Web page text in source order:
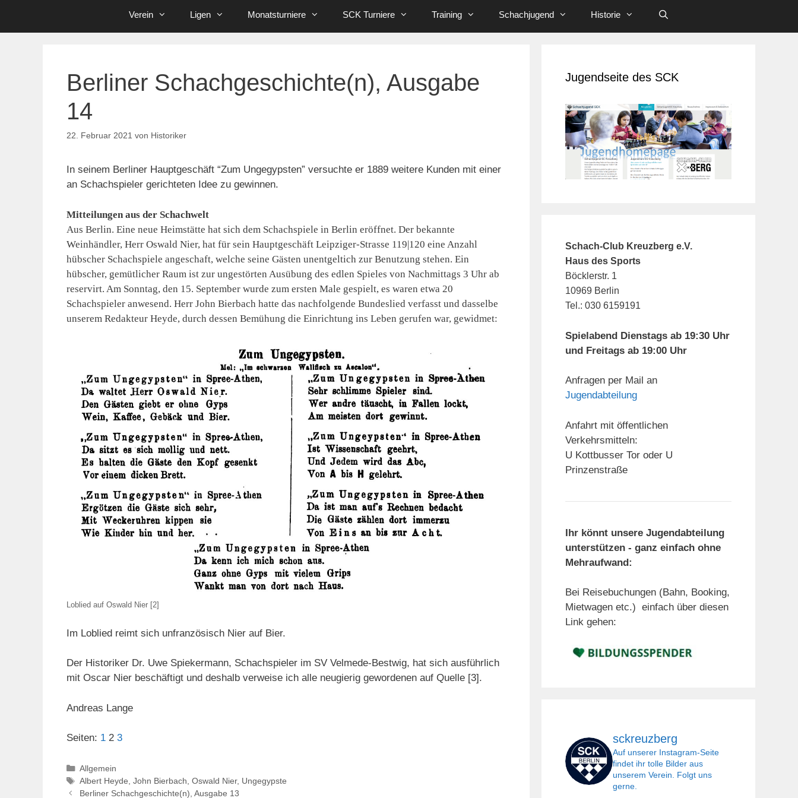
Verein Ligen Monatsturniere SCK Turniere Training Schachjugend Historie
Berliner Schachgeschichte(n), Ausgabe
14
22. Februar 2021 von Historiker
In seinem Berliner Hauptgeschäft “Zum Ungegypsten” versuchte er 1889 weitere Kunden mit einer
an Schachspieler gerichteten Idee zu gewinnen.
Mitteilungen aus der Schachwelt
Aus Berlin. Eine neue Heimstätte hat sich dem Schachspiele in Berlin eröffnet. Der bekannte
Weinhändler, Herr Oswald Nier, hat für sein Hauptgeschäft Leipziger-Strasse 119|120 eine Anzahl
hübscher Schachspiele angeschaft, welche seine Gästen unentgeltich zur Benutzung stehen. Ein
hübscher, gemütlicher Raum ist zur ungestörten Ausübung des edlen Spieles von Nachmittags 3 Uhr ab
reservirt. Am Sonntag, den 15. September wurde zum ersten Male gespielt, es waren etwa 20
Schachspieler anwesend. Herr John Bierbach hatte das nachfolgende Bundeslied verfasst und dasselbe
unserem Redakteur Heyde, durch dessen Bemühung die Einrichtung ins Leben gerufen war, gewidmet:
Loblied auf Oswald Nier [2]
Im Loblied reimt sich unfranzösisch Nier auf Bier.
Der Historiker Dr. Uwe Spiekermann, Schachspieler im SV Velmede-Bestwig, hat sich ausführlich
mit Oscar Nier beschäftigt und deshalb verweise ich alle neugierig gewordenen auf Quelle [3].
Andreas Lange
Seiten: 1 2 3
Kategorien
Allgemein
Schlagwörter
Albert Heyde John Bierbach Oswald Nier, Ungegypste
Berliner Schachgeschichte(n), Ausgabe 13
Jugendseite des SCK
Schach-Club Kreuzberg e.V.
Haus des Sports
Böcklerstr. 1
10969 Berlin
Tel.: 030 6159191
Spielabend Dienstags ab 19:30 Uhr
und Freitags ab 19:00 Uhr
Anfragen per Mail an
Jugendabteilung
Anfahrt mit öffentlichen
Verkehrsmitteln:
U Kottbusser Tor oder U
Prinzenstraße
Ihr könnt unsere Jugendabteilung
unterstützen - ganz einfach ohne
Mehraufwand:
Bei Reisebuchungen (Bahn, Booking,
Mietwagen etc.) einfach über diesen
Link gehen:
sckreuzberg
Auf unserer Instagram-Seite
findet ihr tolle Bilder aus
unserem Verein. Folgt uns
gerne.